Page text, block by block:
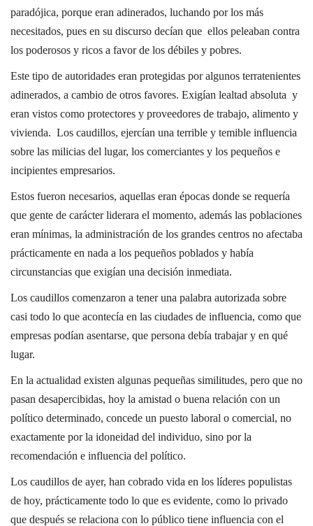
paradójica, porque eran adinerados, luchando por los más
necesitados, pues en su discurso decían que ellos peleaban contra
los poderosos y ricos a favor de los débiles y pobres.
Este tipo de autoridades eran protegidas por algunos terratenientes
adinerados, a cambio de otros favores. Exigían lealtad absoluta y
eran vistos como protectores y proveedores de trabajo, alimento y
vivienda. Los caudillos, ejercían una terrible y temible influencia
sobre las milicias del lugar, los comerciantes y los pequeños e
incipientes empresarios.
Estos fueron necesarios, aquellas eran épocas donde se requería
que gente de carácter liderara el momento, además las poblaciones
eran mínimas, la administración de los grandes centros no afectaba
prácticamente en nada a los pequeños poblados y había
circunstancias que exigían una decisión inmediata.
Los caudillos comenzaron a tener una palabra autorizada sobre
casi todo lo que acontecía en las ciudades de influencia, como que
empresas podían asentarse, que persona debía trabajar y en qué
lugar.
En la actualidad existen algunas pequeñas similitudes, pero que no
pasan desapercibidas, hoy la amistad o buena relación con un
político determinado, concede un puesto laboral o comercial, no
exactamente por la idoneidad del individuo, sino por la
recomendación e influencia del político.
Los caudillos de ayer, han cobrado vida en los líderes populistas
de hoy, prácticamente todo lo que es evidente, como lo privado
que después se relaciona con lo público tiene influencia con el